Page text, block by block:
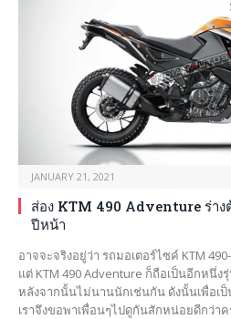
JANUARY 21, 2021
ส่อง KTM 490 Adventure ร่าง
ปีหน้า
อาจจะจริงอยู่ว่า รถมอเตอร์ไซค์ KTM
แต่ KTM 490 Adventure ก็ถือเป็นอีกหนึ่
หลังจากนั้นไม่นานนักเช่นกัน ดังนั้นเพื่อเ
เราจึงขอพาเพื่อนๆไปดูกันสักหน่อยดีกว่า